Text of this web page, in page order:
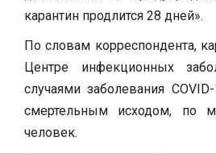
карантин продлится 28 дней».
По словам корреспондента,
Центре инфекционных
случаями заболевания
смертельным исходом, по
человек.